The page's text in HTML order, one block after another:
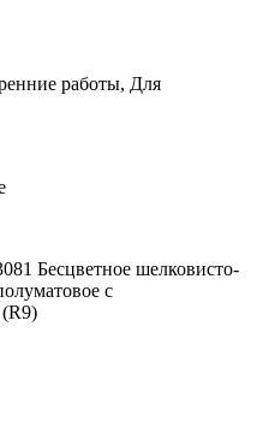
работы, Для
Бесцветное шелковисто-
с